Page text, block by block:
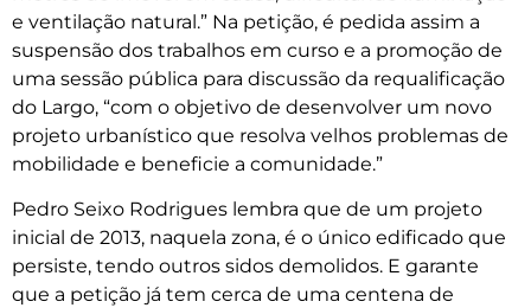
e ventilação natural.” Na petição, é pedida assim a
suspensão dos trabalhos em curso e a promoção de
uma sessão pública para discussão da requalificação
do Largo, “com o objetivo de desenvolver um novo
projeto urbanístico que resolva velhos problemas de
mobilidade e beneficie a comunidade.”
Pedro Seixo Rodrigues lembra que de um projeto
inicial de 2013, naquela zona, é o único edificado que
persiste, tendo outros sidos demolidos. E garante
que a petição já tem cerca de uma centena de